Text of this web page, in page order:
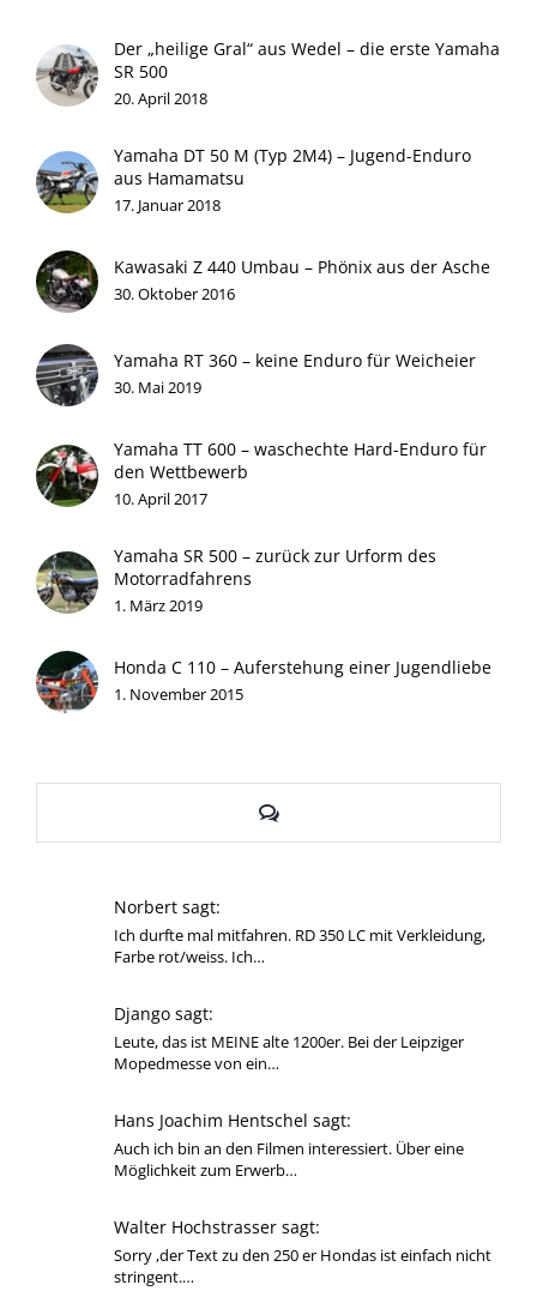
Der „heilige Gral“ aus Wedel – die erste Yamaha
SR 500
20. April 2018
Yamaha DT 50 M (Typ 2M4) – Jugend-Enduro
aus Hamamatsu
17. Januar 2018
Kawasaki Z 440 Umbau – Phönix aus der Asche
30. Oktober 2016
Yamaha RT 360 – keine Enduro für Weicheier
30. Mai 2019
Yamaha TT 600 – waschechte Hard-Enduro für
den Wettbewerb
10. April 2017
Yamaha SR 500 – zurück zur Urform des
Motorradfahrens
1. März 2019
Honda C 110 – Auferstehung einer Jugendliebe
1. November 2015
Kommentare
Norbert sagt:
Ich durfte mal mitfahren. RD 350 LC mit Verkleidung,
Farbe rot/weiss. Ich…
Django sagt:
Leute, das ist MEINE alte 1200er. Bei der Leipziger
Mopedmesse von ein…
Hans Joachim Hentschel sagt:
Auch ich bin an den Filmen interessiert. Über eine
Möglichkeit zum Erwerb…
Walter Hochstrasser sagt:
Sorry ,der Text zu den 250 er Hondas ist einfach nicht
stringent.…